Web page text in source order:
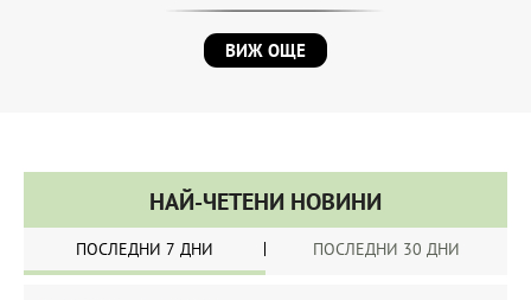
ВИЖ ОЩЕ
НАЙ-ЧЕТЕНИ НОВИНИ
ПОСЛЕДНИ 7 ДНИ ПОСЛЕДНИ 30 ДНИ